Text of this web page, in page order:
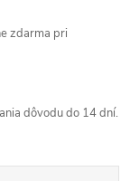
zdarma pri
dôvodu do 14 dní.